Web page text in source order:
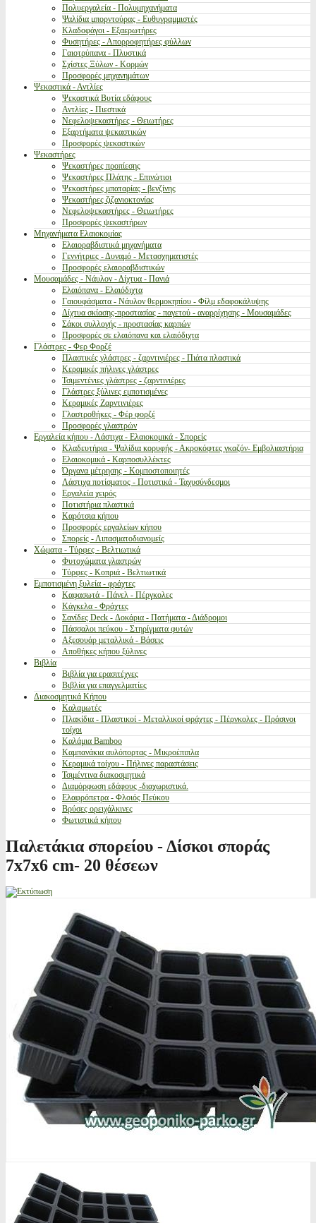
Πολυεργαλεία - Πολυμηχανήματα
Ψαλίδια μπορντούρας - Ευθυγραμμιστές
Κλαδοφάγοι - Εξαερωτήρες
Φυσητήρες - Απορροφητήρες φύλλων
Γαιοτρύπανα - Πλυστικά
Σχίστες Ξύλων - Κορμών
Προσφορές μηχανημάτων
Ψεκαστικά - Αντλίες
Ψεκαστικά Βυτία εδάφους
Αντλίες - Πιεστικά
Νεφελοψεκαστήρες - Θειωτήρες
Εξαρτήματα ψεκαστικών
Προσφορές ψεκαστικών
Ψεκαστήρες
Ψεκαστήρες προπίεσης
Ψεκαστήρες Πλάτης - Επινώτιοι
Ψεκαστήρες μπαταρίας - βενζίνης
Ψεκαστήρες ζιζανιοκτονίας
Νεφελοψεκαστήρες - Θειωτήρες
Προσφορές ψεκαστήρων
Μηχανήματα Ελαιοκομίας
Ελαιοραβδιστικά μηχανήματα
Γεννήτριες - Δυναμό - Μετασχηματιστές
Προσφορές ελαιοραβδιστικών
Μουσαμάδες - Νάυλον - Δίχτυα - Πανιά
Ελαιόπανα - Ελαιόδιχτα
Γαιουφάσματα - Νάυλον θερμοκηπίου - Φίλμ εδαφοκάλυψης
Δίχτυα σκίασης-προστασίας - παγετού - αναρρίχησης - Μουσαμάδες
Σάκοι συλλογής - προστασίας καρπών
Προσφορές σε ελαιόπανα και ελαιόδιχτα
Γλάστρες - Φερ Φορζέ
Πλαστικές γλάστρες - ζαρντινιέρες - Πιάτα πλαστικά
Κεραμικές πήλινες γλάστρες
Τσιμεντένιες γλάστρες - ζαρντινιέρες
Γλάστρες ξύλινες εμποτισμένες
Κεραμικές Ζαρντινιέρες
Γλαστροθήκες - Φέρ φορζέ
Προσφορές γλαστρών
Εργαλεία κήπου - Λάστιχα - Ελαιοκομικά - Σπορείς
Κλαδευτήρια - Ψαλίδια κορυφής - Ακροκόφτες γκαζόν- Εμβολιαστήρια
Ελαιοκομικά - Καρποσυλλέκτες
Όργανα μέτρησης - Κομποστοποιητές
Λάστιχα ποτίσματος - Ποτιστικά - Ταχυσύνδεσμοι
Εργαλεία χειρός
Ποτιστήρια πλαστικά
Καρότσια κήπου
Προσφορές εργαλείων κήπου
Σπορείς - Λιπασματοδιανομείς
Χώματα - Τύρφες - Βελτιωτικά
Φυτοχώματα γλαστρών
Τύρφες - Κοπριά - Βελτιωτικά
Εμποτισμένη ξυλεία - φράχτες
Καφασωτά - Πάνελ - Πέργκολες
Κάγκελα - Φράχτες
Σανίδες Deck - Δοκάρια - Πατήματα - Διάδρομοι
Πάσσαλοι πεύκου - Στηρίγματα φυτών
Αξεσουάρ μεταλλικά - Βάσεις
Αποθήκες κήπου ξύλινες
Βιβλία
Βιβλία για ερασιτέχνες
Βιβλία για επαγγελματίες
Διακοσμητικά Κήπου
Καλαμωτές
Πλακίδια - Πλαστικοί - Μεταλλικοί φράχτες - Πέργκολες - Πράσινοι
τοίχοι
Καλάμια Bamboo
Καμπανάκια αυλόπορτας - Μικροέπιπλα
Κεραμικά τοίχου - Πήλινες παραστάσεις
Τσιμέντινα διακοσμητικά
Διαμόρφωση εδάφους -διαχωριστικά.
Ελαφρόπετρα - Φλοιός Πεύκου
Βρύσες ορειχάλκινες
Φωτιστικά κήπου
Παλετάκια σπορείου - Δίσκοι σποράς
7x7x6 cm- 20 θέσεων